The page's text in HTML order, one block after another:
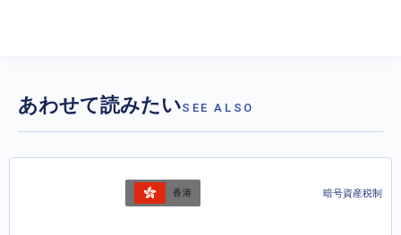
あわせて読みたいSEE ALSO
香港 暗号資産税制